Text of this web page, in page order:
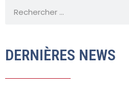
DERNIÈRES NEWS